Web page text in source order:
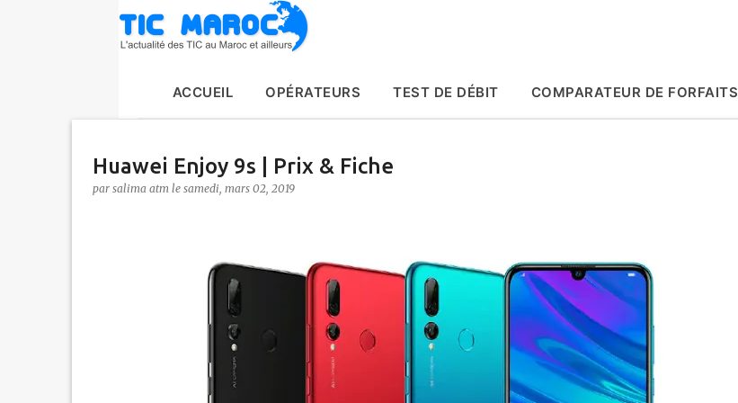
ACCUEIL OPÉRATEURS TEST DE DÉBIT COMPARATEUR DE FORFAITS
Huawei Enjoy 9s | Prix & Fiche
par salima atm le samedi, mars 02, 2019